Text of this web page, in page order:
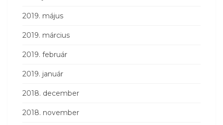
2019. május
2019. március
2019. február
2019. január
2018. december
2018. november